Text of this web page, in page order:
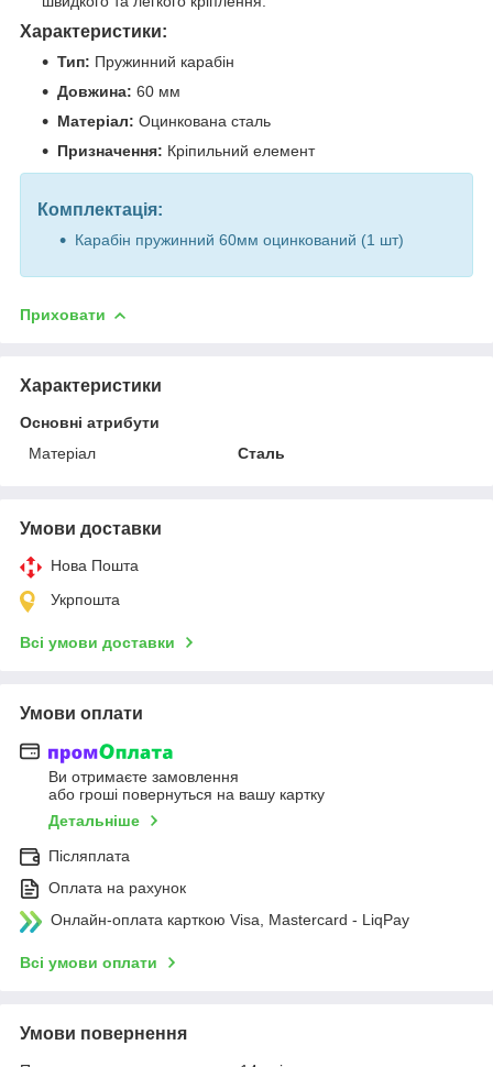
Характеристики:
Тип: Пружинний карабін
Довжина: 60 мм
Матеріал: Оцинкована сталь
Призначення: Кріпильний елемент
Комплектація:
Карабін пружинний 60мм оцинкований (1 шт)
Приховати
Характеристики
Основні атрибути
Матеріал
Сталь
Умови доставки
Нова Пошта
Укрпошта
Всі умови доставки
Умови оплати
Ви отримаєте замовлення
або гроші повернуться на вашу картку
Детальніше
Післяплата
Оплата на рахунок
Онлайн-оплата карткою Visa, Mastercard - LiqPay
Всі умови оплати
Умови повернення